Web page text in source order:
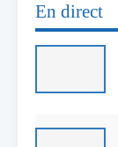
En direct